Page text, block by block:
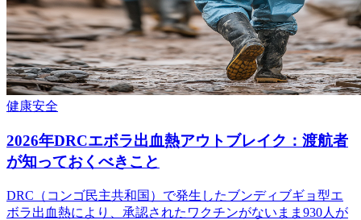
健康安全
2026年DRCエボラ出血熱アウトブレイク：渡航者
が知っておくべきこと
DRC（コンゴ民主共和国）で発生したブンディブギョ型エ
ボラ出血熱により、承認されたワクチンがないまま930人が